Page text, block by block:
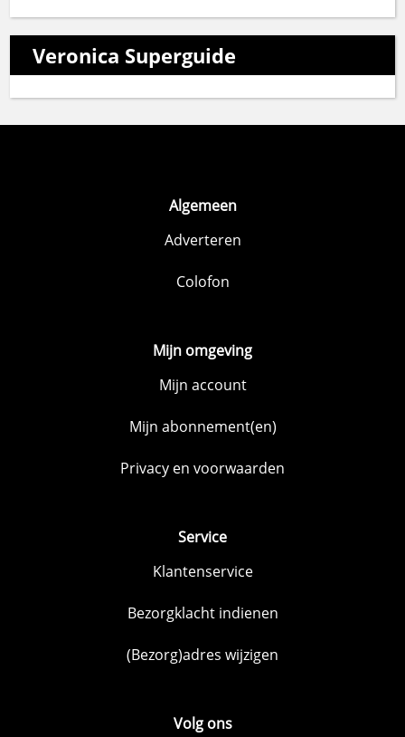
Veronica Superguide
Algemeen
Adverteren
Colofon
Mijn omgeving
Mijn account
Mijn abonnement(en)
Privacy en voorwaarden
Service
Klantenservice
Bezorgklacht indienen
(Bezorg)adres wijzigen
Volg ons